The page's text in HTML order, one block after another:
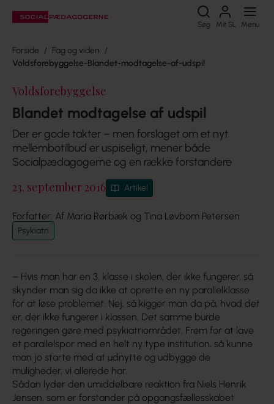
Søg Mit SL Menu
Søg
Forside
Fag og viden
Voldsforebyggelse-Blandet-modtagelse-af-udspil
Voldsforebyggelse
Blandet modtagelse af udspil
Der er gode takter – men forslaget om et nyt
mellembotilbud er uspiseligt, mener både
Socialpædagogerne og en række forstandere
23. september 2016 Artikel
Forfatter: Af Maria Rørbæk og Tina Løvbom Petersen
Psykiatri
– Hvis man har en 3. klasse i skolen, der ikke fungerer, så
skynder man sig da ikke at oprette en ny parallelklasse
for at løse problemet. Nej, så kigger man da på, hvad det
er, der ikke fungerer i klassen. Det samme burde
regeringen gøre med psykiatriområdet. Frem for at lave
et parallelspor med en helt ny type institution, så kunne
man jo starte med at udnytte og udbygge de
muligheder, vi allerede har.
Sådan lyder den umiddelbare reaktion fra Niels Henrik
Jensen, som er forstander på opgangsfællesskabet